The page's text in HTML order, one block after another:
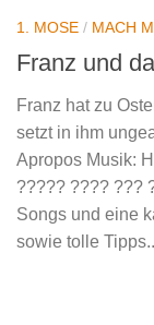
1. MOSE / MACH
Franz und
Franz hat zu
setzt in ihm
Apropos Musik:
????? ???? ???
Songs und eine
sowie tolle